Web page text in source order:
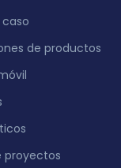
caso
de productos
proyectos